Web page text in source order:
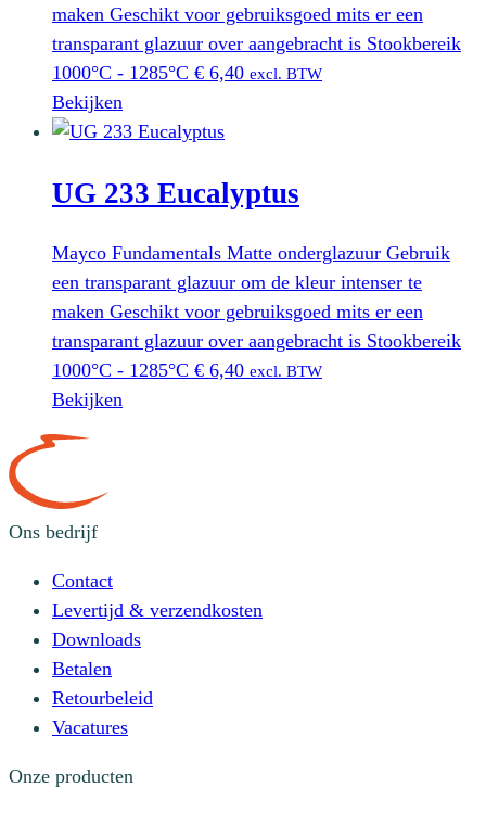
maken Geschikt voor gebruiksgoed mits er een
transparant glazuur over aangebracht is Stookbereik
1000°C - 1285°C € 6,40 excl. BTW
Bekijken
UG 233 Eucalyptus
Mayco Fundamentals Matte onderglazuur Gebruik
een transparant glazuur om de kleur intenser te
maken Geschikt voor gebruiksgoed mits er een
transparant glazuur over aangebracht is Stookbereik
1000°C - 1285°C € 6,40 excl. BTW
Bekijken
Ons bedrijf
Contact
Levertijd & verzendkosten
Downloads
Betalen
Retourbeleid
Vacatures
Onze producten